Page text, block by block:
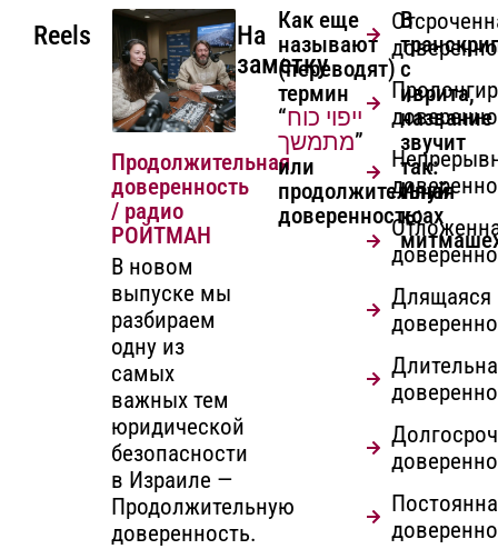
Reels
Продолжительная
доверенность
/ радио
РОЙТМАН
В новом
выпуске мы
разбираем
одну из
самых
важных тем
юридической
безопасности
в Израиле —
Продолжительную
доверенность.
На
заметку
Как еще
называют
(переводят)
термин
“ייפוי כוח
מתמשך”
или
продолжительная
доверенность:
Длящаяся
В
с
иврита,
название
звучит
так:
Ипуй
коах